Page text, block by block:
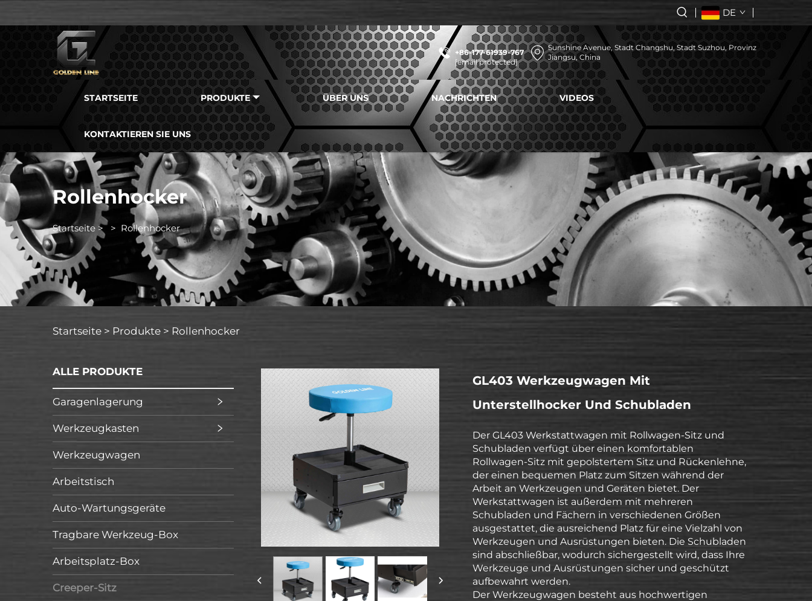
DE
+86-177-61939-767
[email protected]
Sunshine Avenue, Stadt Changshu, Stadt Suzhou, Provinz
Jiangsu, China
STARTSEITE PRODUKTE ÜBER UNS NACHRICHTEN VIDEOS
KONTAKTIEREN SIE UNS
Rollenhocker
Startseite > > Rollenhocker
Startseite > Produkte > Rollenhocker
ALLE PRODUKTE
Garagenlagerung
Werkzeugkasten
Werkzeugwagen
Arbeitstisch
Auto-Wartungsgeräte
Tragbare Werkzeug-Box
Arbeitsplatz-Box
Creeper-Sitz
GL403 Werkzeugwagen Mit
Unterstellhocker Und Schubladen
Der GL403 Werkstattwagen mit Rollwagen-Sitz und
Schubladen verfügt über einen komfortablen
Rollwagen-Sitz mit gepolstertem Sitz und Rückenlehne,
der einen bequemen Platz zum Sitzen während der
Arbeit an Werkzeugen und Geräten bietet. Der
Werkstattwagen ist außerdem mit mehreren
Schubladen und Fächern in verschiedenen Größen
ausgestattet, die ausreichend Platz für eine Vielzahl von
Werkzeugen und Ausrüstungen bieten. Die Schubladen
sind abschließbar, wodurch sichergestellt wird, dass Ihre
Werkzeuge und Ausrüstungen sicher und geschützt
aufbewahrt werden.
Der Werkzeugwagen besteht aus hochwertigen